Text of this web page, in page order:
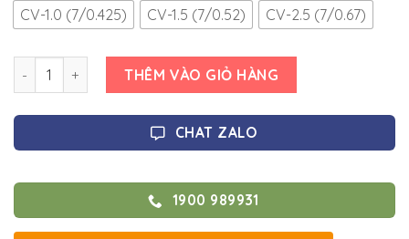
CV-1.0 (7/0.425) CV-1.5 (7/0.52) CV-2.5 (7/0.67)
Số lượng THÊM VÀO GIỎ HÀNG
CHAT ZALO
1900 989931